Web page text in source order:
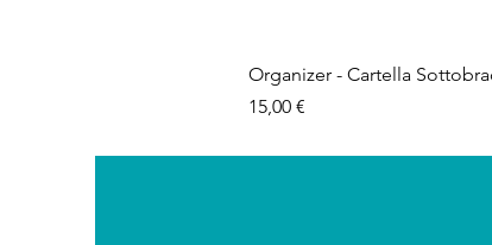
Organizer - Cartella
Prezzo
15,00 €